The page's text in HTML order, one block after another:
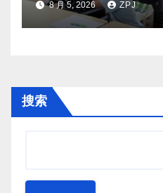
8 月 5, 2026 ZPJ
搜索